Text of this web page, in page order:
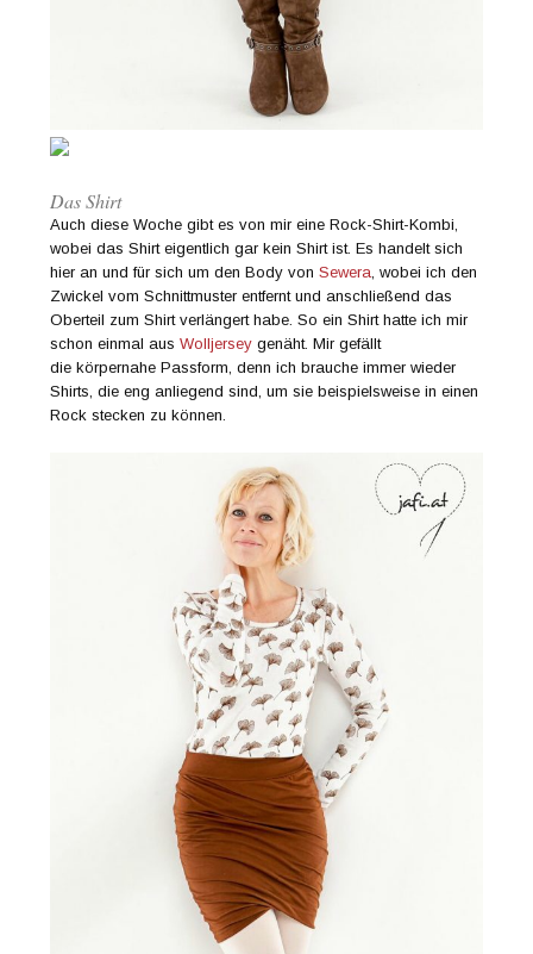
Das Shirt
Auch diese Woche gibt es von mir eine Rock-Shirt-Kombi,
wobei das Shirt eigentlich gar kein Shirt ist. Es handelt sich
hier an und für sich um den Body vonSewera, wobei ich den
Zwickel vom Schnittmuster entfernt und anschließend das
Oberteil zum Shirt verlängert habe. So ein Shirt hatte ich mir
schon einmal ausWolljersey genäht. Mir gefällt
die körpernahe Passform, denn ich brauche immer wieder
Shirts, die eng anliegend sind, um sie beispielsweise in einen
Rock stecken zu können.